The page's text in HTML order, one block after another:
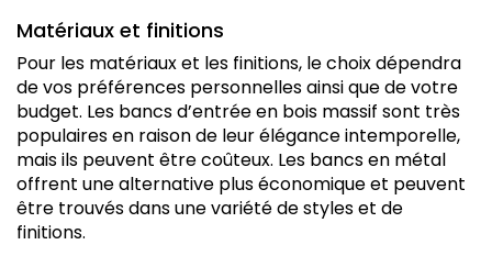
Matériaux et finitions
Pour les matériaux et les finitions, le choix dépendra
de vos préférences personnelles ainsi que de votre
budget. Les bancs d’entrée en bois massif sont très
populaires en raison de leur élégance intemporelle,
mais ils peuvent être coûteux. Les bancs en métal
offrent une alternative plus économique et peuvent
être trouvés dans une variété de styles et de
finitions.